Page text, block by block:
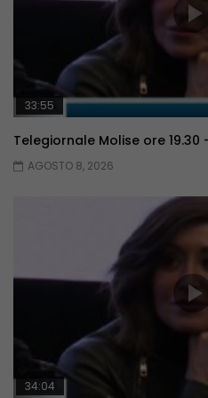
33:55
Telegiornale Molise ore 19.30
AGOSTO 8, 2026
34:04